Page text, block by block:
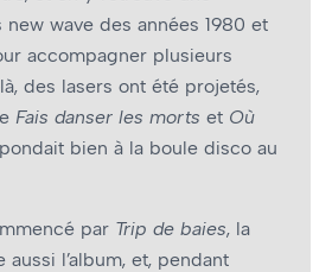
wave des années 1980 et
accompagner plusieurs
des lasers ont été projetés,
Fais danser les morts et Où
bien à la boule disco au
par Trip de baies, la
l’album, et, pendant